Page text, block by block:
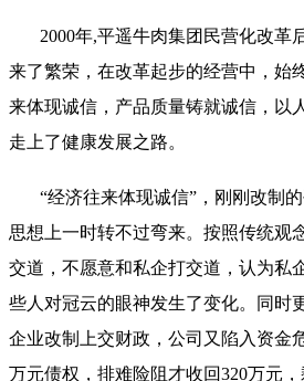
2000年,平遥牛肉集团民营化改革
来了繁荣，在改革起步的经营中，始
来体现诚信，产品质量铸就诚信，以
走上了健康发展之路。
“经济往来体现诚信”，刚刚改制的
思想上一时转不过弯来。按照传统观
交道，不愿意和私企打交道，认为私
些人对冠云的眼神发生了变化。同时
企业改制上交财政，公司又陷入资金
万元债权，排难险阻才收回320万元